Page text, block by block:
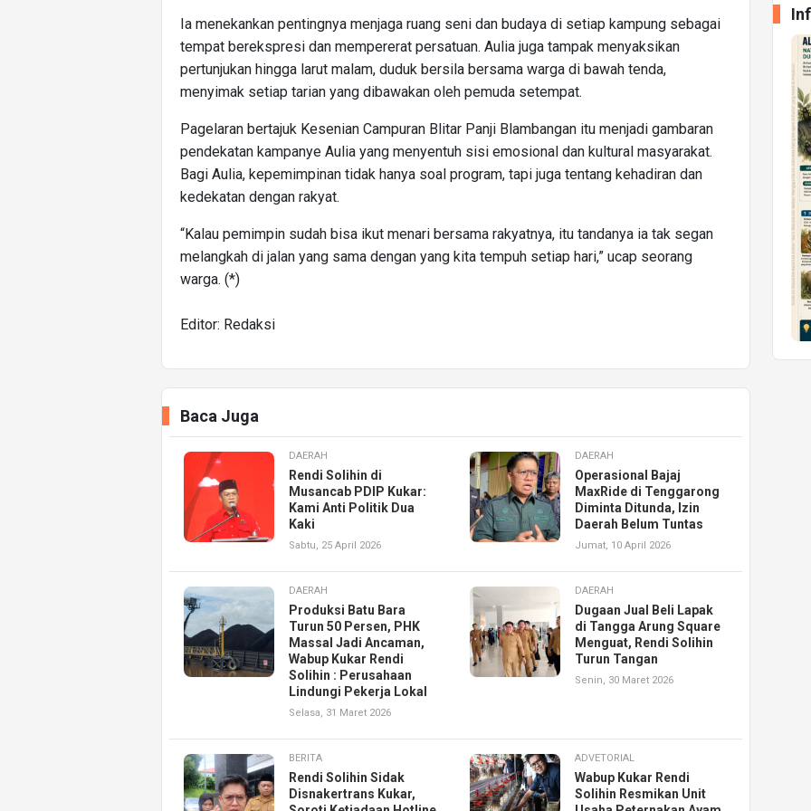
Ia menekankan pentingnya menjaga ruang seni dan budaya di setiap kampung sebagai
tempat berekspresi dan mempererat persatuan. Aulia juga tampak menyaksikan
pertunjukan hingga larut malam, duduk bersila bersama warga di bawah tenda,
menyimak setiap tarian yang dibawakan oleh pemuda setempat.
Pagelaran bertajuk Kesenian Campuran Blitar Panji Blambangan itu menjadi gambaran
pendekatan kampanye Aulia yang menyentuh sisi emosional dan kultural masyarakat.
Bagi Aulia, kepemimpinan tidak hanya soal program, tapi juga tentang kehadiran dan
kedekatan dengan rakyat.
“Kalau pemimpin sudah bisa ikut menari bersama rakyatnya, itu tandanya ia tak segan
melangkah di jalan yang sama dengan yang kita tempuh setiap hari,” ucap seorang
warga. (*)
Editor: Redaksi
Baca Juga
DAERAH
Rendi Solihin di
Musancab PDIP Kukar:
Kami Anti Politik Dua
Kaki
Sabtu, 25 April 2026
DAERAH
Operasional Bajaj
MaxRide di Tenggarong
Diminta Ditunda, Izin
Daerah Belum Tuntas
Jumat, 10 April 2026
DAERAH
Produksi Batu Bara
Turun 50 Persen, PHK
Massal Jadi Ancaman,
Wabup Kukar Rendi
Solihin : Perusahaan
Lindungi Pekerja Lokal
Selasa, 31 Maret 2026
DAERAH
Dugaan Jual Beli Lapak
di Tangga Arung Square
Menguat, Rendi Solihin
Turun Tangan
Senin, 30 Maret 2026
BERITA
Rendi Solihin Sidak
Disnakertrans Kukar,
ADVETORIAL
Wabup Kukar Rendi
Solihin Resmikan Unit